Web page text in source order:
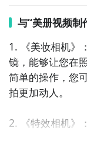
与“美册视频制
1. 《美妆相机》
镜，能够让您在
简单的操作，您
拍更加动人。
2. 《特效相机》